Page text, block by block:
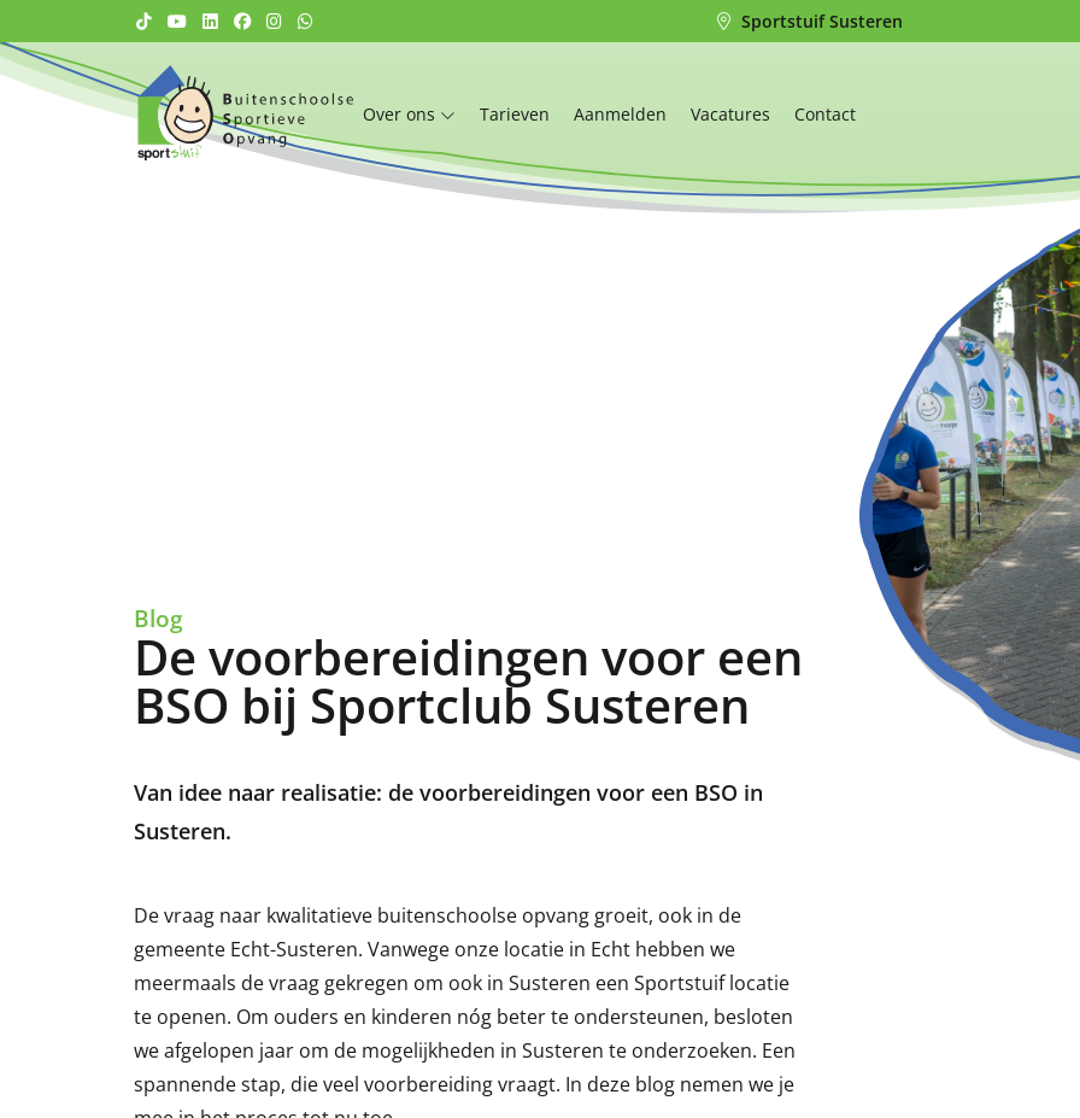
Sportstuif Susteren
Over ons Tarieven Aanmelden Vacatures Contact
Blog
De voorbereidingen voor een
BSO bij Sportclub Susteren
Van idee naar realisatie: de voorbereidingen voor een BSO in
Susteren.
De vraag naar kwalitatieve buitenschoolse opvang groeit, ook in de
gemeente Echt-Susteren. Vanwege onze locatie in Echt hebben we
meermaals de vraag gekregen om ook in Susteren een Sportstuif locatie
te openen. Om ouders en kinderen nóg beter te ondersteunen, besloten
we afgelopen jaar om de mogelijkheden in Susteren te onderzoeken. Een
spannende stap, die veel voorbereiding vraagt. In deze blog nemen we je